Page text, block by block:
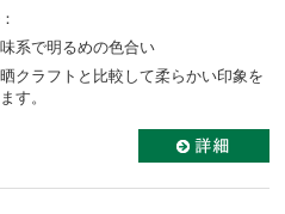
味系で明るめの色合い
晒クラフトと比較して柔らかい印象を
す。